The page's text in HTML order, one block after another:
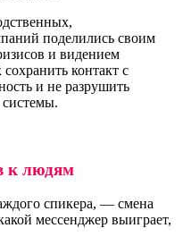
поделились своим
и видением
контакт с
и не разрушить
к людям
спикера, — смена
мессенджер выиграет,